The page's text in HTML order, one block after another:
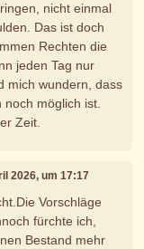
nicht einmal
Das ist doch
Rechten die
jeden Tag nur
mich wundern, dass
noch möglich ist.
Zeit.
2026, um 17:17
Vorschläge
fürchte ich,
Bestand mehr